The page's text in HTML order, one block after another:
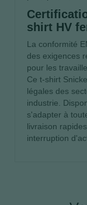
shirt HV
La conformité
des exigences
pour les
Ce t-shirt
légales des
industrie.
s'adapter à
livraison
interruption